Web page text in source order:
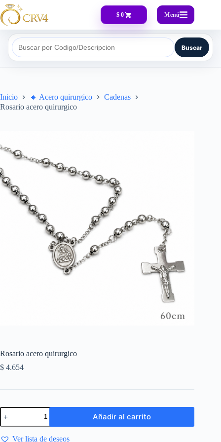
$ 0 Menú
Buscar por Codigo/Descripcion Buscar
Inicio 🔸​ Acero quirurgico
Cadenas
Rosario acero quirurgico
Rosario acero quirurgico
$ 4.654
Añadir al carrito
Ver lista de deseos